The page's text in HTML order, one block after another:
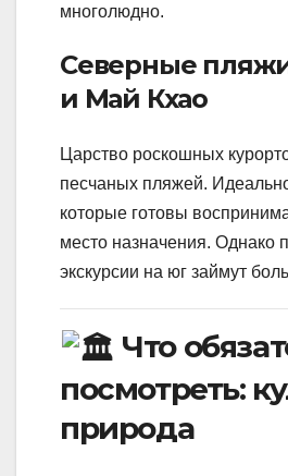
многолюдно.
Северные
и Май Кхао
Царство роскошных
песчаных пляжей.
которые готовы
место назначения. Однако
экскурсии на юг займут
Что
посмотреть:
природа